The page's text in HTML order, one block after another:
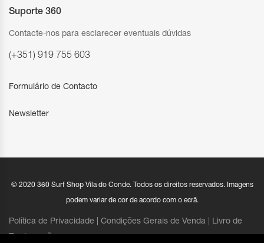
Suporte 360
Contacte-nos para esclarecer eventuais dúvidas
(+351) 919 755 603
Formulário de Contacto
Newsletter
© 2020 360 Surf Shop Vila do Conde. Todos os direitos reservados. Imagens
podem variar de cor de acordo com o ecrã.
Política de Privacidade | Condições Gerais de Venda
Livro de
Reclamações